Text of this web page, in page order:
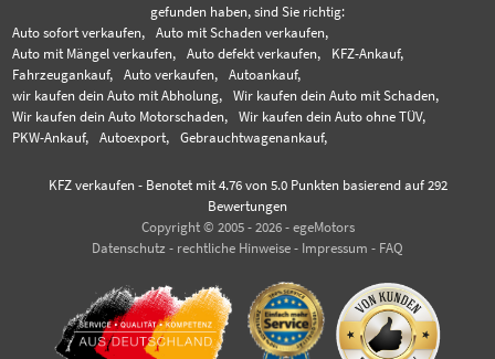
gefunden haben, sind Sie richtig:
Auto sofort verkaufen,
Auto mit Schaden verkaufen,
Auto mit Mängel verkaufen,
Auto defekt verkaufen,
KFZ-Ankauf,
Fahrzeugankauf,
Auto verkaufen,
Autoankauf,
wir kaufen dein Auto mit Abholung,
Wir kaufen dein Auto mit Schaden,
Wir kaufen dein Auto Motorschaden,
Wir kaufen dein Auto ohne TÜV,
PKW-Ankauf,
Autoexport, Gebrauchtwagenankauf,
KFZ verkaufen- Benotet mit 4.76von 5.0 Punkten basierend auf 292
Bewertungen
Copyright © 2005 - 2026 - egeMotors
Datenschutz - rechtliche Hinweise - Impressum - FAQ